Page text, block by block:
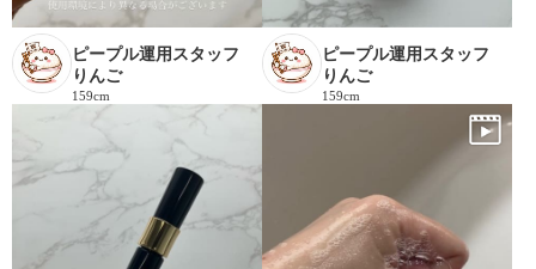
ピープル運用スタッフ
りんご
159cm
ピープル運用スタッフ
りんご
159cm